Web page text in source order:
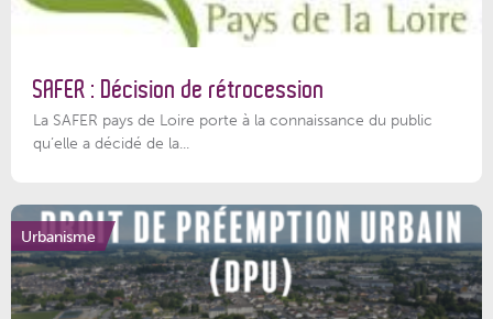
SAFER : Décision de rétrocession
La SAFER pays de Loire porte à la connaissance du public
qu’elle a décidé de la...
Urbanisme